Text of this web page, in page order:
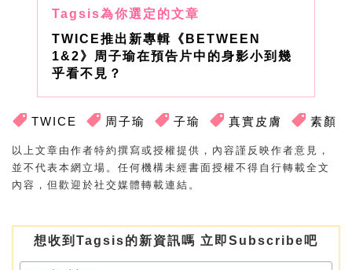
TWICE推出新專輯《BETWEEN
1&2》周子瑜在預告片中的身影小到幾
乎看不見？
TWICE 周子瑜 子瑜 真實皮膚 素顏
以上文章由作者特約撰寫或授權提供，內容謹反映作者意見，
並不代表本網立場。任何機構未經書面授權不得自行轉載全文
內容，但歡迎於社交媒體轉載連結。
想收到Tagsis的新資訊嗎 立即Subscribe吧